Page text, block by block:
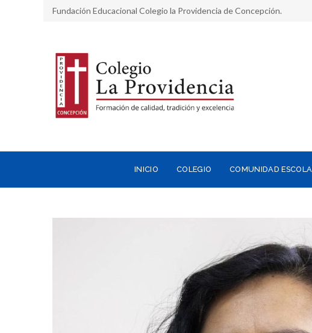
Fundación Educacional Colegio la Providencia de Concepción.
INICIO COLEGIO COMUNIDAD